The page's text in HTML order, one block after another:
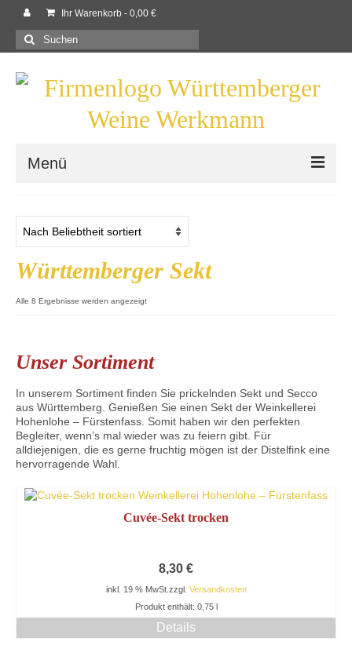
Ihr Warenkorb - 0,00 €
Suchen
nach:
Menü
Shop
Neues
Rezepte
Mein Konto
Württemberger Sekt
Alle 8 Ergebnisse werden angezeigtNach
Unser Sortiment
In unserem Sortiment finden Sie prickelnden Sekt und Secco
aus Württemberg. Genießen Sie einen Sekt der Weinkellerei
Hohenlohe – Fürstenfass. Somit haben wir den perfekten
Begleiter, wenn’s mal wieder was zu feiern gibt. Für
alldiejenigen, die es gerne fruchtig mögen ist der Distelfink eine
hervorragende Wahl.
Cuvée-Sekt trocken
8,30 €
inkl. 19 % MwSt. zzgl. Versandkosten
Produkt enthält: 0,75
Details